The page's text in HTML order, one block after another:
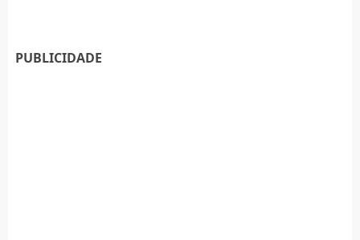
PUBLICIDADE